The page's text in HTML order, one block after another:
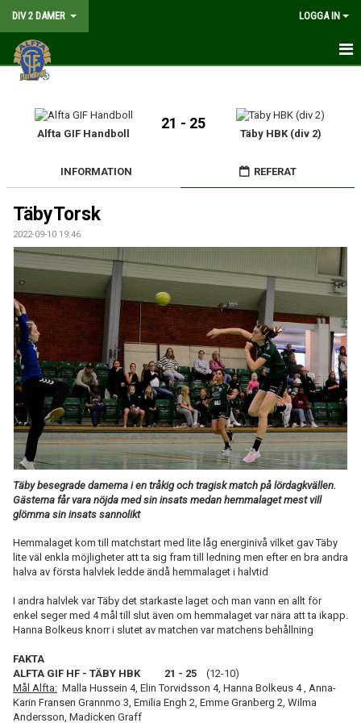
DIV 2 DAMER LOGGA IN
HEM
NYHETER
MATCHER
KALENDER
TRUPPEN
DOKUMENT
KONTAKT
LIVESÄNDNING
TABELL
Alfta GIF Handboll
21 - 25
Täby HBK (div 2)
INFORMATION REFERAT
TäbyTorsk
2022-09-10 19:46
Täby besegrade damerna i en tråkig och tragisk match på lördagkvällen.
Gästerna får vara nöjda med sin insats medan hemmalaget mest vill
glömma sin insats sannolikt
Hemmalaget kom till matchstart med lite låg energinivå vilket gav Täby
lite väl enkla möjligheter att ta sig fram till ledning men efter en bra andra
halva av första halvlek ledde ändå hemmalaget i halvtid
I andra halvlek var Täby det starkaste laget och man vann en allt för
enkel seger med 4 mål till slut även om hemmalaget var nära att ta ikapp.
Hanna Bolkeus knorr i slutet av matchen var matchens behållning
FAKTA
ALFTA GIF HF - TÄBY HBK 21 - 25
(12-10)
Mål Alfta: Malla Hussein 4, Elin Torvidsson 4, Hanna Bolkeus 4 , Anna-
Karin Fransen Grannmo 3, Emilia Engh 2, Emme Granberg 2, Wilma
Andersson, Madicken Graff